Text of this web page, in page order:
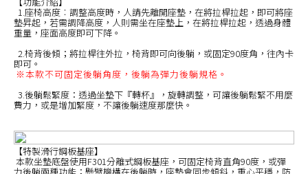
1.座椅高度︰調整高度時，人請先離開座墊，在將拉桿拉起，即可將座
墊昇起，若需調降高度，人則需坐在座墊上，在將拉桿拉起，透過身體
重量，座面高度即可下降。
2.椅背後傾；將拉桿往外拉，椅背即可向後躺，或固定90度角，往內卡
即可。
※本款不可固定後躺角度，後躺為彈力後躺規格。
3.後躺鬆緊度：透過坐墊下『轉杯』，旋轉調整，可讓後躺鬆緊不用麼
費力，或是增加緊度，不讓後躺速度那麼快。
【特製滑行鋼板基座】
本款坐墊底盤使用F301分離式鋼板基座，可固定椅背直角90度，或彈
力後躺兩種功能；懸臂機構在後躺時，座墊會同步傾斜，重心平穩，防